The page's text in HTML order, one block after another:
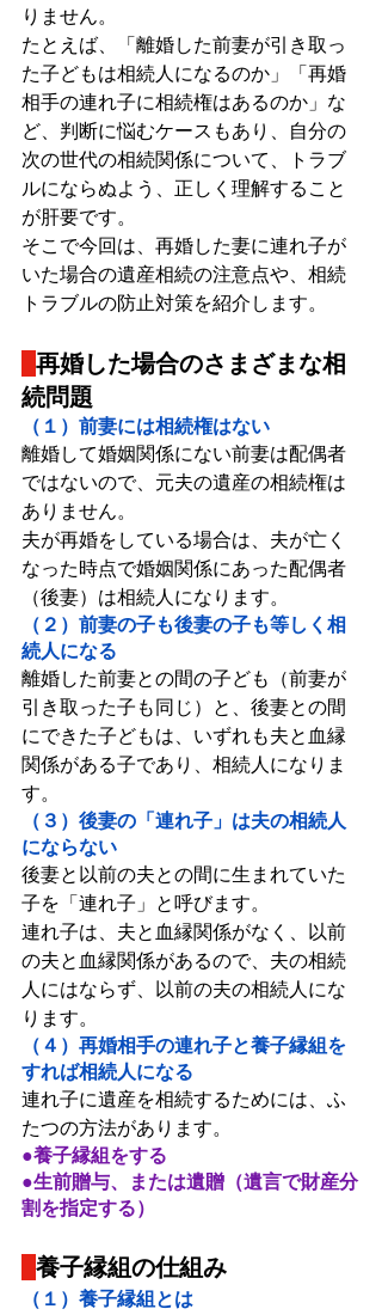
りません。
たとえば、「離婚した前妻が引き取っ
た子どもは相続人になるのか」「再婚
相手の連れ子に相続権はあるのか」な
ど、判断に悩むケースもあり、自分の
次の世代の相続関係について、トラブ
ルにならぬよう、正しく理解すること
が肝要です。
そこで今回は、再婚した妻に連れ子が
いた場合の遺産相続の注意点や、相続
トラブルの防止対策を紹介します。
再婚した場合のさまざまな相
続問題
（１）前妻には相続権はない
離婚して婚姻関係にない前妻は配偶者
ではないので、元夫の遺産の相続権は
ありません。
夫が再婚をしている場合は、夫が亡く
なった時点で婚姻関係にあった配偶者
（後妻）は相続人になります。
（２）前妻の子も後妻の子も等しく相
続人になる
離婚した前妻との間の子ども（前妻が
引き取った子も同じ）と、後妻との間
にできた子どもは、いずれも夫と血縁
関係がある子であり、相続人になりま
す。
（３）後妻の「連れ子」は夫の相続人
にならない
後妻と以前の夫との間に生まれていた
子を「連れ子」と呼びます。
連れ子は、夫と血縁関係がなく、以前
の夫と血縁関係があるので、夫の相続
人にはならず、以前の夫の相続人にな
ります。
（４）再婚相手の連れ子と養子縁組を
すれば相続人になる
連れ子に遺産を相続するためには、ふ
たつの方法があります。
●養子縁組をする
●生前贈与、または遺贈（遺言で財産分
割を指定する）
養子縁組の仕組み
（１）養子縁組とは